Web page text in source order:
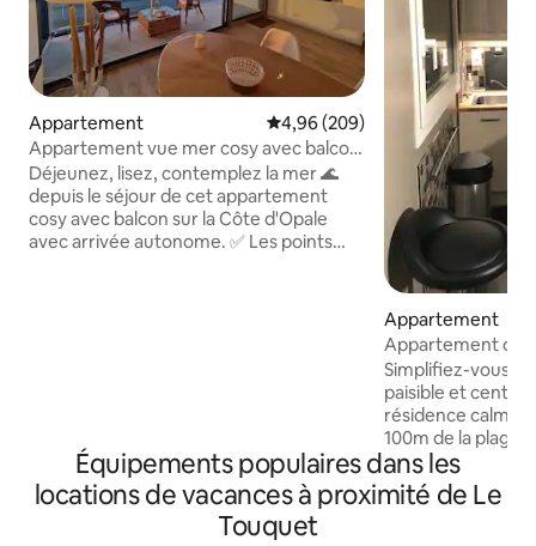
Appartement Évaluation moyenne sur la
4,96 (209)
Appartement vue mer cosy avec balcon
et garage
Déjeunez, lisez, contemplez la mer 🌊
depuis le séjour de cet appartement
cosy avec balcon sur la Côte d'Opale
avec arrivée autonome. ✅ Les points
bienvenu : lit parapluie + chaise haute
sur place
Appartement
Appartement
Simplifiez-vous la
paisible et
résidence calme
100m de la
du marché , ce
fumeur, accueille
convertible ,
Équipements populaires dans les
locations de vacances à proximité de Le
Touquet